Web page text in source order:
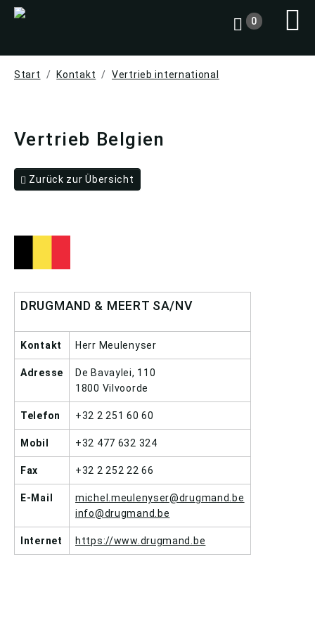
0
Start Kontakt Vertrieb international
Vertrieb Belgien
Zurück zur Übersicht
DRUGMAND & MEERT SA/NV
Kontakt Herr Meulenyser
Adresse
De Bavaylei, 110
1800 Vilvoorde
Telefon +32 2 251 60 60
Mobil +32 477 632 324
Fax +32 2 252 22 66
E-Mail
michel.meulenyser@drugmand.be
info@drugmand.be
Internet https://www.drugmand.be